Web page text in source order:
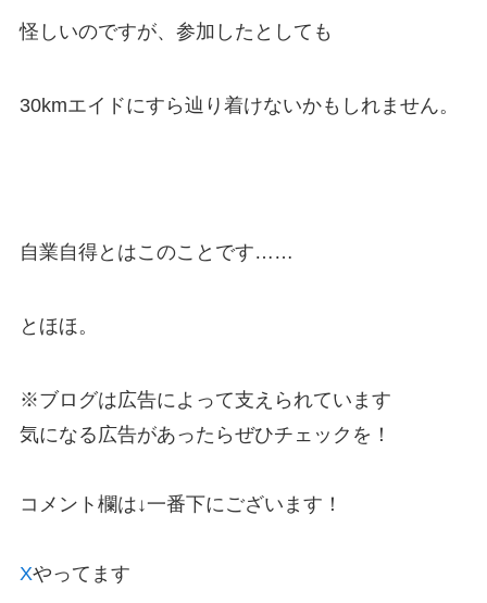
怪しいのですが、参加したとしても
30kmエイドにすら辿り着けないかもしれません。
自業自得とはこのことです……
とほほ。
※ブログは広告によって支えられています
気になる広告があったらぜひチェックを！
コメント欄は↓一番下にございます！
Xやってます